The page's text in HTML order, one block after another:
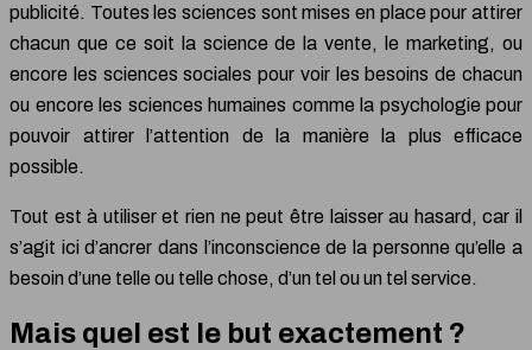
publicité. Toutes les sciences sont mises en place pour attirer
chacun que ce soit la science de la vente, le marketing, ou
encore les sciences sociales pour voir les besoins de chacun
ou encore les sciences humaines comme la psychologie pour
pouvoir attirer l’attention de la manière la plus efficace
possible.
Tout est à utiliser et rien ne peut être laisser au hasard, car il
s’agit ici d’ancrer dans l’inconscience de la personne qu’elle a
besoin d’une telle ou telle chose, d’un tel ou un tel service.
Mais quel est le but exactement ?